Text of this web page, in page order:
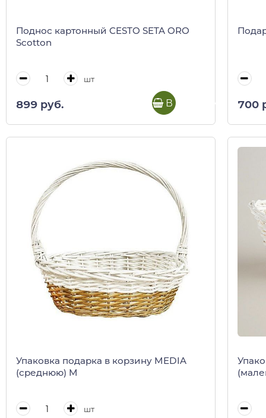
Поднос картонный CESTO SETA ORO
Scotton
шт
899 руб. В корзину 700
Упаковка подарка в корзину MEDIA
(среднюю) M
шт